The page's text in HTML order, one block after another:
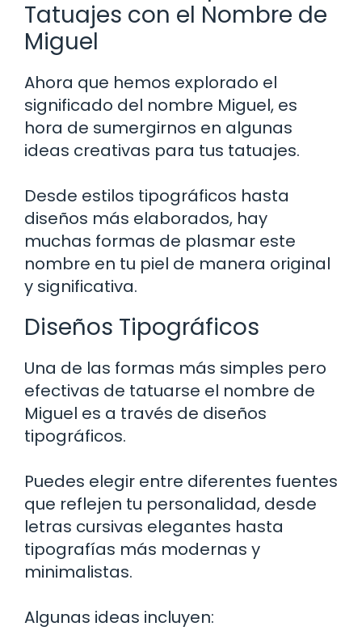
Tatuajes con el Nombre de
Miguel
Ahora que hemos explorado el
significado del nombre Miguel, es
hora de sumergirnos en algunas
ideas creativas para tus tatuajes.
Desde estilos tipográficos hasta
diseños más elaborados, hay
muchas formas de plasmar este
nombre en tu piel de manera original
y significativa.
Diseños Tipográficos
Una de las formas más simples pero
efectivas de tatuarse el nombre de
Miguel es a través de diseños
tipográficos.
Puedes elegir entre diferentes fuentes
que reflejen tu personalidad, desde
letras cursivas elegantes hasta
tipografías más modernas y
minimalistas.
Algunas ideas incluyen: